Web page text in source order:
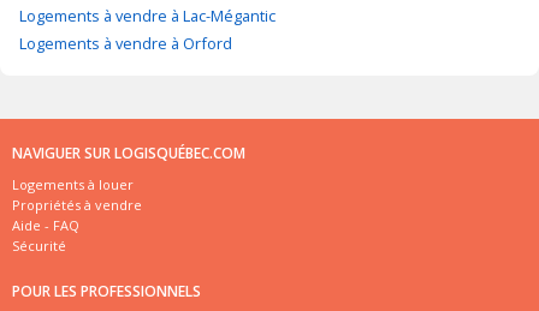
Logements à vendre à Lac-Mégantic
Logements à vendre à Orford
NAVIGUER SUR LOGISQUÉBEC.COM
Logements à louer
Propriétés à vendre
Aide - FAQ
Sécurité
POUR LES PROFESSIONNELS